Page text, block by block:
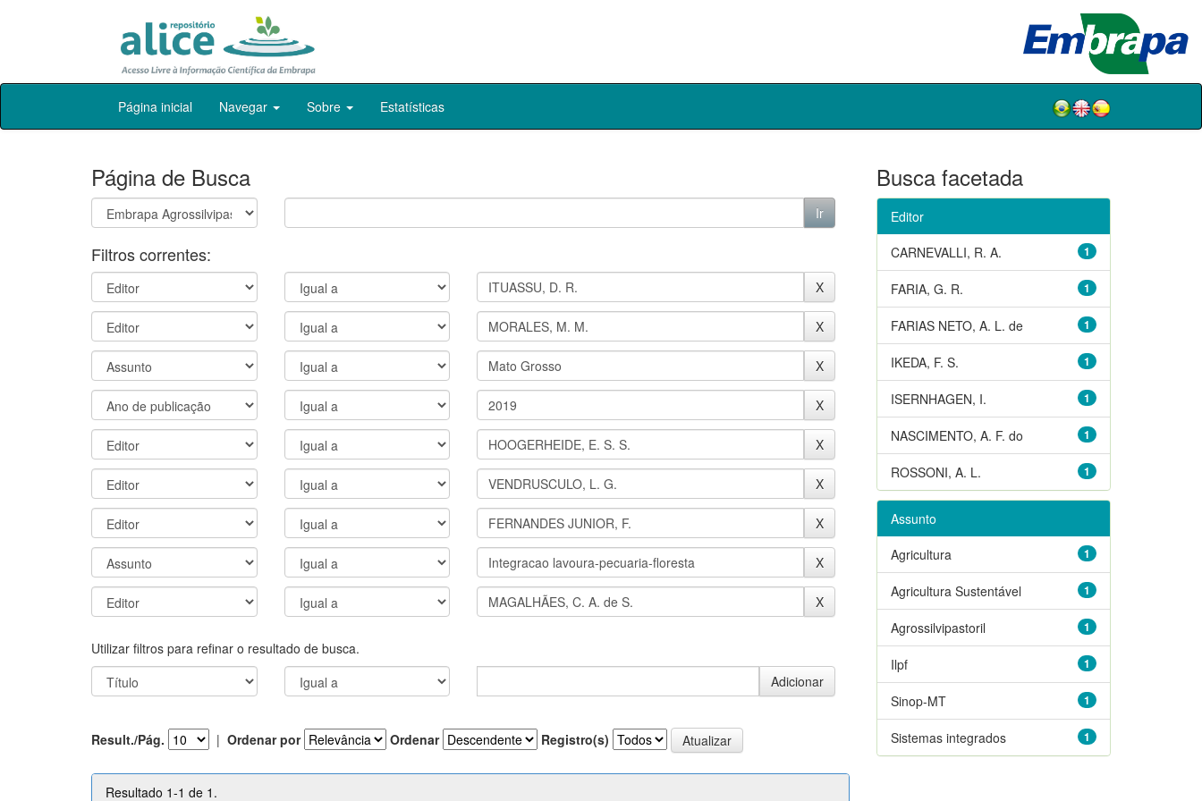
Skip
Página inicial Navegar Sobre Estatísticas
Página de Busca
Filtros correntes:
Utilizar filtros para refinar o resultado de busca.
Result./Pág. | Ordenar por Ordenar Registro(s)
Resultado 1-1 de 1.
Busca facetada
Editor
1
CARNEVALLI, R. A.
1
FARIA, G. R.
1
FARIAS NETO, A. L. de
1
IKEDA, F. S.
1
ISERNHAGEN, I.
1
NASCIMENTO, A. F. do
1
ROSSONI, A. L.
Assunto
1
Agricultura
1
Agricultura Sustentável
1
Agrossilvipastoril
1
Ilpf
1
Sinop-MT
1
Sistemas integrados